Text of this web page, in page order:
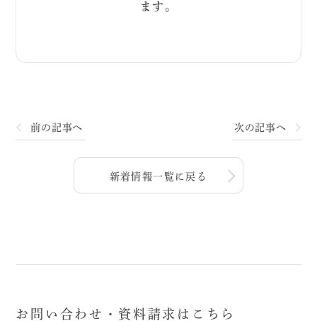
ます。
前の記事へ 次の記事へ
新着情報一覧に戻る
お問い合わせ・資料請求はこちら